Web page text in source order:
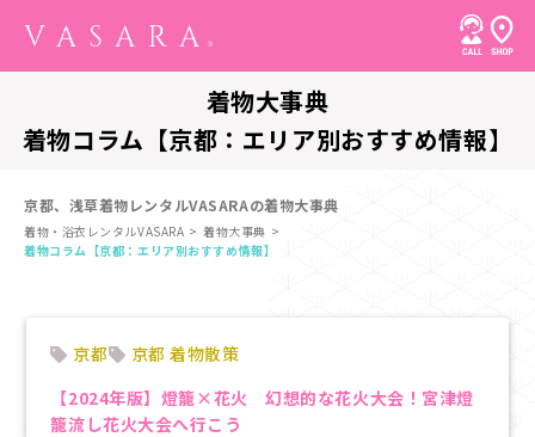
着物大事典
着物コラム【京都：エリア別おすすめ情報】
京都、浅草着物レンタルVASARAの着物大事典
着物・浴衣レンタルVASARA
着物大事典
着物コラム【京都：エリア別おすすめ情報】
京都
京都 着物散策
【2024年版】燈籠×花火 幻想的な花火大会！宮津燈
籠流し花火大会へ行こう